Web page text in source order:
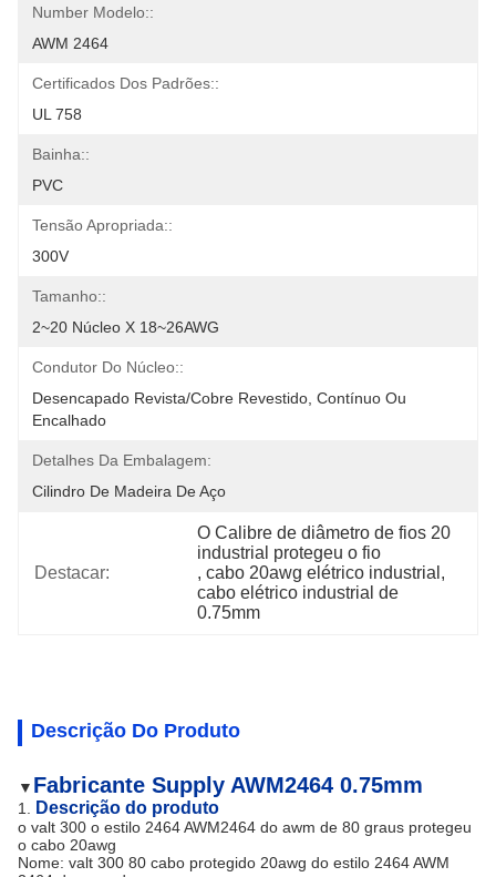
Number Modelo::
AWM 2464
Certificados Dos Padrões::
UL 758
Bainha::
PVC
Tensão Apropriada::
300V
Tamanho::
2~20 Núcleo X 18~26AWG
Condutor Do Núcleo::
Desencapado Revista/cobre Revestido, Contínuo Ou
Encalhado
Detalhes Da Embalagem:
Cilindro De Madeira De Aço
Destacar:
O Calibre de diâmetro de fios 20
industrial protegeu o fio
, cabo 20awg elétrico industrial ,
cabo elétrico industrial de
0.75mm
Descrição Do Produto
▼ Fabricante Supply AWM2464 0.75mm
1. Descrição do produto
o valt 300 o estilo 2464 AWM2464 do awm de 80 graus protegeu
o cabo 20awg
Nome: valt 300 80 cabo protegido 20awg do estilo 2464 AWM